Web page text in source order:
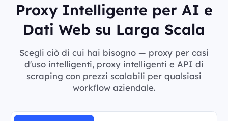
Proxy Intelligente per AI e
Dati Web su Larga Scala
Scegli ciò di cui hai bisogno — proxy per casi
d'uso intelligenti, proxy intelligenti e API di
scraping con prezzi scalabili per qualsiasi
workflow aziendale.